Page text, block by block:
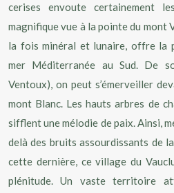
cerises envoute certainement
magnifique vue à la pointe du mont
la fois minéral et lunaire, offre la
mer Méditerranée au Sud. De
Ventoux), on peut s’émerveiller
mont Blanc. Les hauts arbres de
sifflent une mélodie de paix. Ainsi,
delà des bruits assourdissants de
cette dernière, ce village du
plénitude. Un vaste territoire